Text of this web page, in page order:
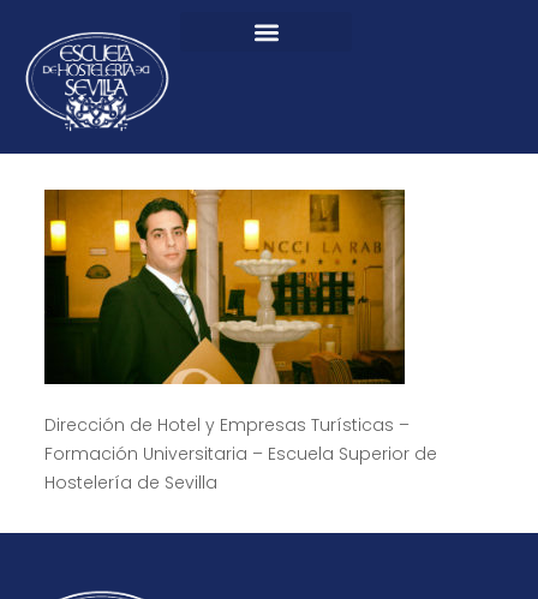
Dirección de Hotel y Empresas Turísticas –
Formación Universitaria – Escuela Superior de
Hostelería de Sevilla